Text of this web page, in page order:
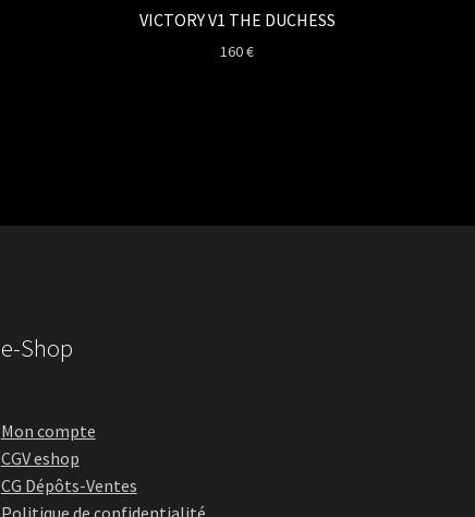
VICTORY V1 THE DUCHESS
160€
e-Shop
Mon compte
CGV eshop
CG Dépôts-Ventes